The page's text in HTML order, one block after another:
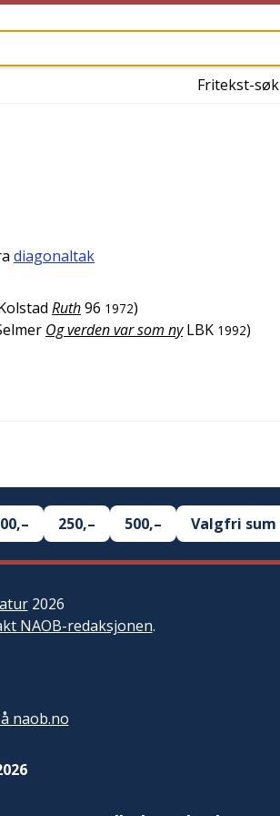
Fritekst-søk
diagonaltak
Ruth96 1972)
Og verden var som ny LBK 1992)
250,– 500,– Valgfri sum
2026
NAOB-redaksjonen.
naob.no